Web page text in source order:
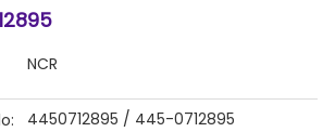
NCR
4450712895 / 445-0712895